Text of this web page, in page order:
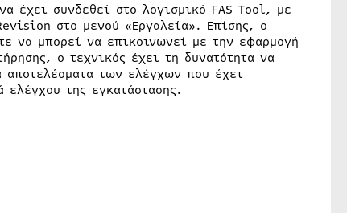
έχει συνδεθεί στο λογισμικό FAS Tool, με
στο μενού «Εργαλεία». Επίσης, ο
να μπορεί να επικοινωνεί με την εφαρμογή
ο τεχνικός έχει τη δυνατότητα να
των ελέγχων που έχει
της εγκατάστασης.